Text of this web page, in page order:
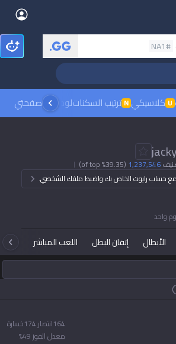
#NA1
U كلاسيكي Nترتيب السكناتلوحات الصدارة
صفحتي
jacky
1,237,546
(39.35% of top)
مع حساب رايوت الخاص بك واضبط ملفك الشخصي.
واحد
الأبطال إتقان البطل اللعب المباشر
164انتصار174خسارة
معدل الفوز49
%
Teamfight Tactics
Pokémon Champions
OVERWATCH2
Slay The Spire 2
Beta
Fortnite
Soon